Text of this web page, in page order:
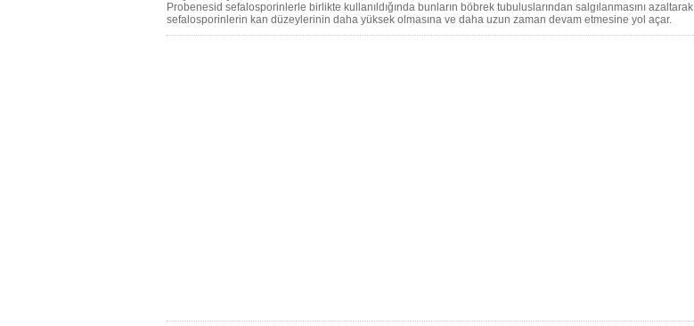
Probenesid sefalosporinlerle birlikte kullanıldığında bunların böbrek tubuluslarından salgılanmasını azaltarak
sefalosporinlerin kan düzeylerinin daha yüksek olmasına ve daha uzun zaman devam etmesine yol açar.